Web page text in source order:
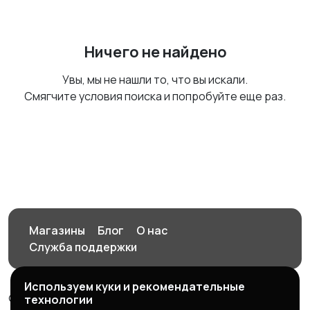
Ничего не найдено
Увы, мы не нашли то, что вы искали.
Смягчите условия поиска и попробуйте еще раз.
Магазины Блог
О нас
Служба поддержки
© 2026 Орен-АЙ - Авто | Недвижимость | Работа |
Используем куки и рекомендательные
технологии